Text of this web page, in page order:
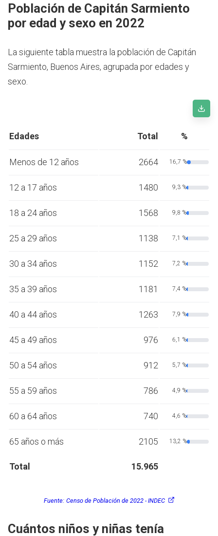
Población de Capitán Sarmiento
por edad y sexo en 2022
La siguiente tabla muestra la población de Capitán
Sarmiento, Buenos Aires, agrupada por edades y
sexo.
Edades Total %
Menos de 12 años 2664 16,7 %
12 a 17 años 1480 9,3 %
18 a 24 años 1568 9,8 %
25 a 29 años 1138 7,1 %
30 a 34 años 1152 7,2 %
35 a 39 años 1181 7,4 %
40 a 44 años 1263 7,9 %
45 a 49 años 976 6,1 %
50 a 54 años 912 5,7 %
55 a 59 años 786 4,9 %
60 a 64 años 740 4,6 %
65 años o más 2105 13,2 %
Total 15.965
Fuente: Censo de Población de 2022 - INDEC
Cuántos niños y niñas tenía